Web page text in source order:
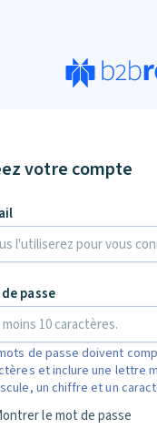
votre compte
passe
de passe doivent
et inclure une lettre
un chiffre et un
le mot de passe